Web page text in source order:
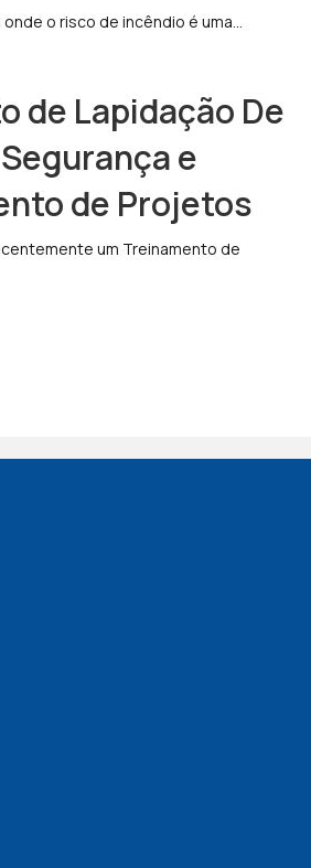
o risco de incêndio é uma…
de Lapidação De
e
de Projetos
um Treinamento de